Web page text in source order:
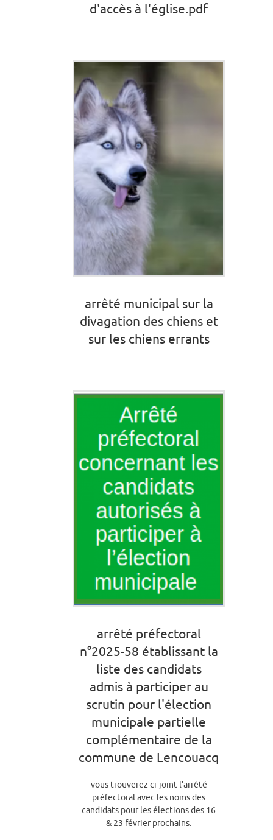
d'accès à l'église.pdf
arrêté municipal sur la
divagation des chiens et
sur les chiens errants
arrêté préfectoral
n°2025-58 établissant la
liste des candidats
admis à participer au
scrutin pour l'élection
municipale partielle
complémentaire de la
commune de Lencouacq
vous trouverez ci-joint l'arrêté
préfectoral avec les noms des
candidats pour les élections des 16
& 23 février prochains.